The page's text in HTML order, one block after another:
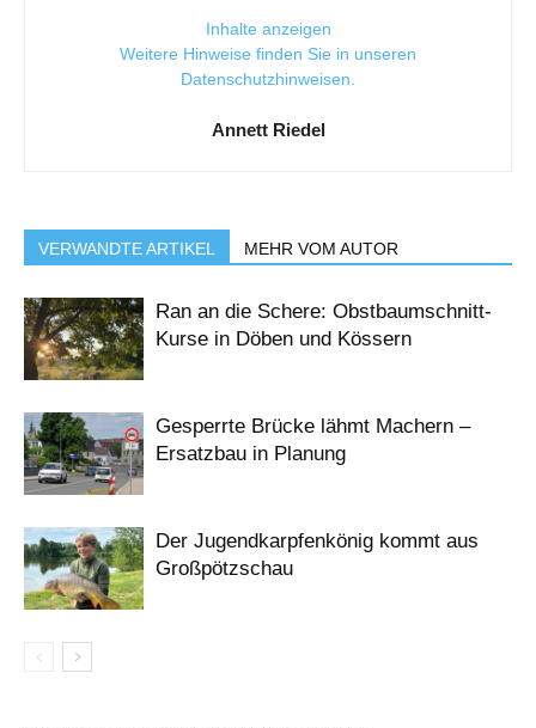
Inhalte anzeigen
Weitere Hinweise finden Sie in unseren
Datenschutzhinweisen.
Annett Riedel
VERWANDTE ARTIKEL MEHR VOM AUTOR
Ran an die Schere: Obstbaumschnitt-
Kurse in Döben und Kössern
Gesperrte Brücke lähmt Machern –
Ersatzbau in Planung
Der Jugendkarpfenkönig kommt aus
Großpötzschau